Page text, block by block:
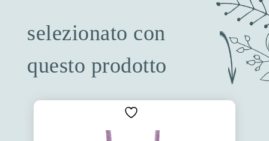
selezionato con
questo prodotto